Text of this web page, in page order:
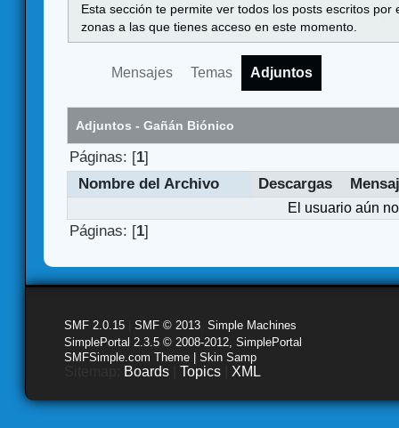
Esta sección te permite ver todos los posts escritos
zonas a las que tienes acceso en este momento.
Mensajes Temas Adjuntos
Adjuntos - Gañán Biónico
Páginas: [1]
Nombre del Archivo
Descargas
El usuario aún
Páginas: [1]
SMF 2.0.15 SMF © 2013 Simple Machines
SimplePortal 2.3.5 © 2008-2012, SimplePortal
SMFSimple.com Theme | Skin Samp
Boards Topics XML